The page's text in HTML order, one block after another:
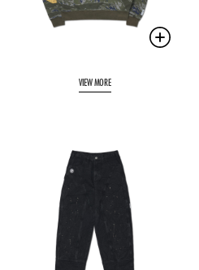
VIEW MORE